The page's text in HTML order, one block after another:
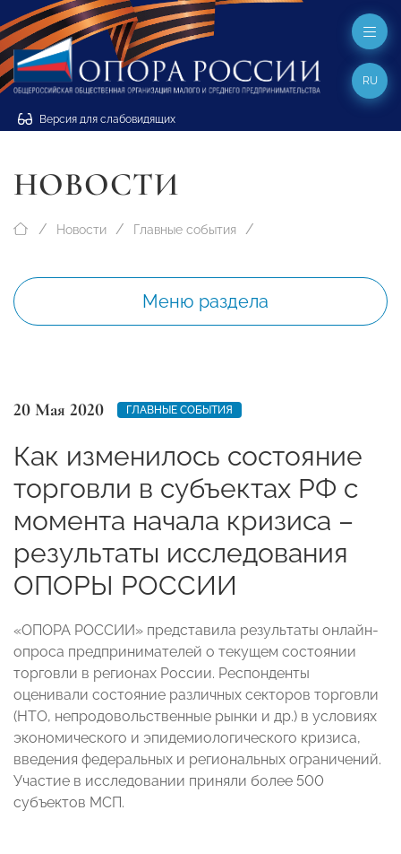
Версия для слабовидящих
RU
НОВОСТИ
Новости Главные события
Меню раздела
20 Мая 2020 ГЛАВНЫЕ СОБЫТИЯ
Как изменилось состояние
торговли в субъектах РФ с
момента начала кризиса –
результаты исследования
ОПОРЫ РОССИИ
«ОПОРА РОССИИ» представила результаты онлайн-
опроса предпринимателей о текущем состоянии
торговли в регионах России. Респонденты
оценивали состояние различных секторов торговли
(НТО, непродовольственные рынки и др.) в условиях
экономического и эпидемиологического кризиса,
введения федеральных и региональных ограничений.
Участие в исследовании приняли более 500
субъектов МСП.